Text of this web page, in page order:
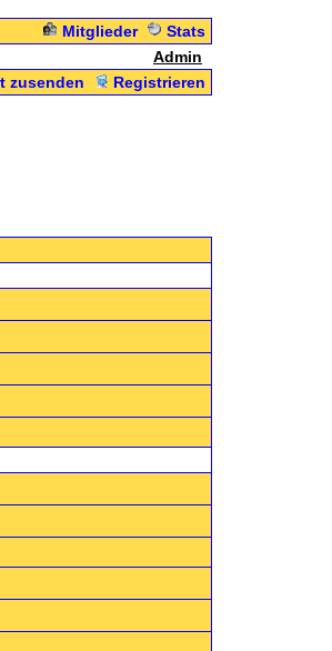
Mitglieder
Stats
Admin
zusenden Registrieren